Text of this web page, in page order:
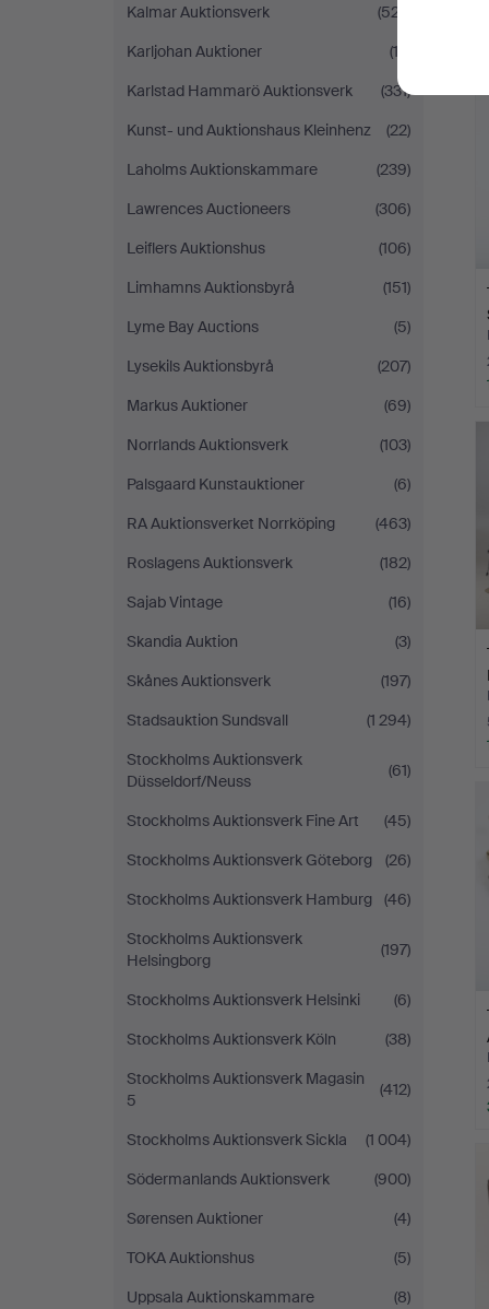
Kalmar Auktionsverk
(527)
Karljohan Auktioner
(13)
Karlstad Hammarö Auktionsverk
(331)
Kunst- und Auktionshaus Kleinhenz
(22)
Laholms Auktionskammare
(239)
Lawrences Auctioneers
(306)
Leiflers Auktionshus
(106)
Limhamns Auktionsbyrå
(151)
Lyme Bay Auctions
(5)
Lysekils Auktionsbyrå
(207)
Markus Auktioner
(69)
Norrlands Auktionsverk
(103)
Palsgaard Kunstauktioner
(6)
RA Auktionsverket Norrköping
(463)
Roslagens Auktionsverk
(182)
Sajab Vintage
(16)
Skandia Auktion
(3)
Skånes Auktionsverk
(197)
Stadsauktion Sundsvall
(1 294)
Stockholms Auktionsverk
Düsseldorf/Neuss
(61)
Stockholms Auktionsverk Fine Art
(45)
Stockholms Auktionsverk Göteborg
(26)
Stockholms Auktionsverk Hamburg
(46)
Stockholms Auktionsverk
Helsingborg
(197)
Stockholms Auktionsverk Helsinki
(6)
Stockholms Auktionsverk Köln
(38)
Stockholms Auktionsverk Magasin
5
(412)
Stockholms Auktionsverk Sickla
(1 004)
Södermanlands Auktionsverk
(900)
Sørensen Auktioner
(4)
TOKA Auktionshus
(5)
Uppsala Auktionskammare
(8)